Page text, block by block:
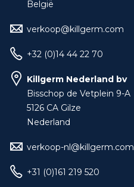
België
verkoop@killgerm.com
+32 (0)14 44 22 70
Killgerm Nederland bv
Bisschop de Vetplein 9-A
5126 CA Gilze
Nederland
verkoop-nl@killgerm.com
+31 (0)161 219 520